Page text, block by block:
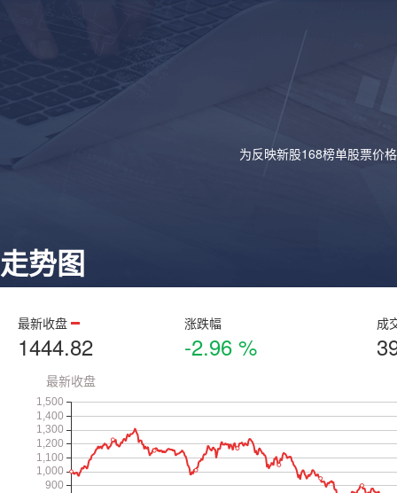
为反映新股168榜单股票价
走势图
最新收盘
1444.82
涨跌幅
-2.96 %
成